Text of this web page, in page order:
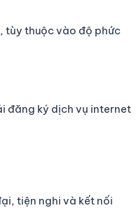
tùy thuộc vào độ phức
đăng ký dịch vụ internet
tiện nghi và kết nối